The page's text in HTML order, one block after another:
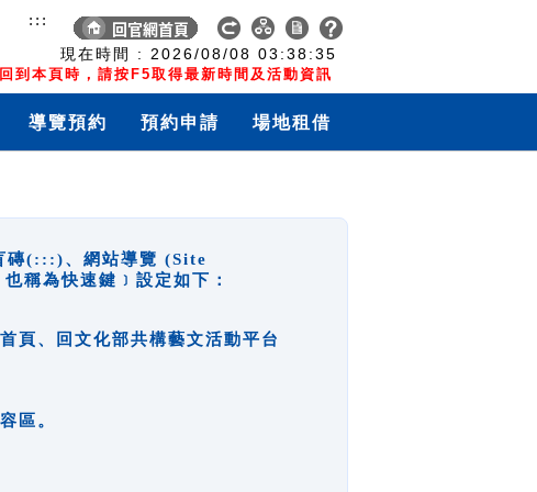
現在時間 : 2026/08/08 03:38:36
到本頁時，請按F5取得最新時間及活動資訊
:::
導覽預約 預約申請 場地租借
磚(:::)、網站導覽 (Site
稱為快速鍵﹞設定如下：
、回文化部共構藝文活動平台
區。